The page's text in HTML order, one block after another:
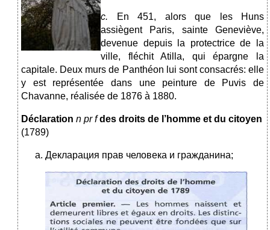
c.
En 451, alors que les Huns
assiègent Paris,
sainte Geneviève,
devenue depuis la protectrice de la
ville, fléchit Atilla, qui épargne la
capitale. Deux murs de Panthéon lui sont consacrés: elle
y est représentée dans une peinture de Puvis de
Chavanne, réalisée de 1876 à 1880.
Déclaration n pr fdes droits de l’homme et du citoyen
(1789)
Декларация прав человека и гражданина;